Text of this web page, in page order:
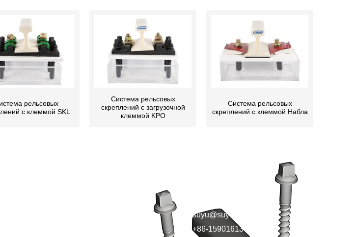
рельсовых
с клеммой SKL
Система рельсовых
скреплений с загрузочной
клеммой KPO
Система рельсовых
скреплений с клеммой Набла
suyu@suyurail.com
+86-15901613885